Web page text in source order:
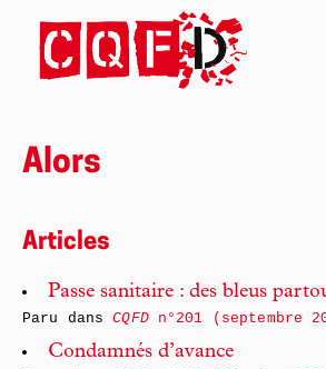
Alors
Articles
Passe sanitaire : des bleus
Paru dansCQFDn°201 (septembre
Condamnés d’avance